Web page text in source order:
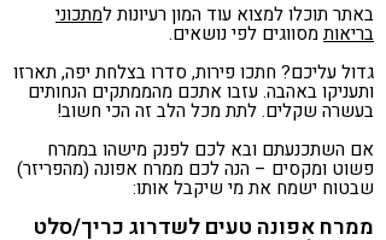
באתר תוכלו למצוא עוד המון רעיונות למתכוני
בריאותמסווגים לפי נושאים.
גדול עליכם? חתכו פירות, סדרו בצלחת יפה, תארזו
ותעניקו באהבה. עזבו אתכם מהממתקים הנחותים
בעשרה שקלים. לתת מכל הלב זה הכי חשוב!
אם השתכנעתם ובא לכם לפנק מישהו בממרח
פשוט ומקסים – הנה לכם ממרח אפונה (מהפריזר)
שבטוח ישמח את מי שיקבל אותו:
ממרח אפונה טעים לשדרוג כריך/סלט